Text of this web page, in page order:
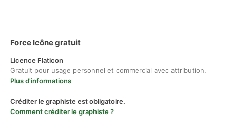
Force Icône gratuit
Licence Flaticon
Gratuit pour usage personnel et commercial avec attribution.
Plus d'informations
Créditer le graphiste est obligatoire.
Comment créditer le graphiste ?